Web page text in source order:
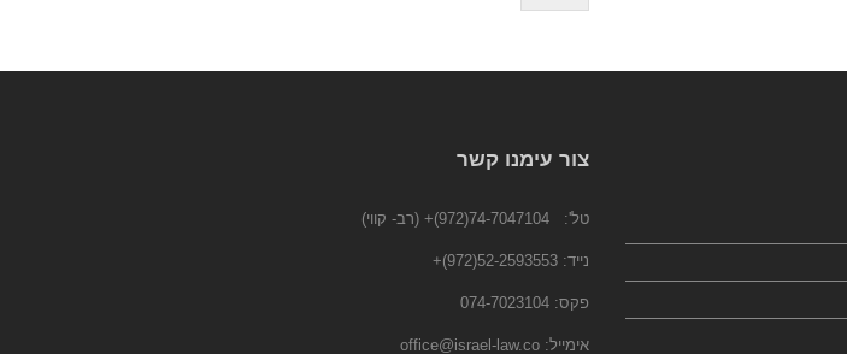
צור עימנו קשר
טל': 74-7047104(972)+ (רב- קווי)
נייד: 52-2593553(972)
+
פקס: 074-7023104
אימייל: office@israel-law.co